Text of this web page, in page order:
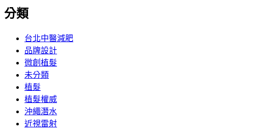
分類
台北中醫減肥
品牌設計
微創植髮
未分類
植髮
植髮權威
沖繩潛水
近視雷射